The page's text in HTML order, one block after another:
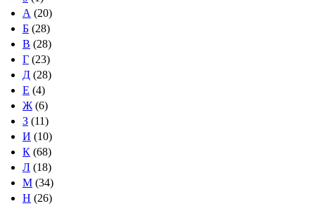
А (20)
Б (28)
В (28)
Г (23)
Д (28)
Е (4)
Ж (6)
З (11)
И (10)
К (68)
Л (18)
М (34)
Н (26)